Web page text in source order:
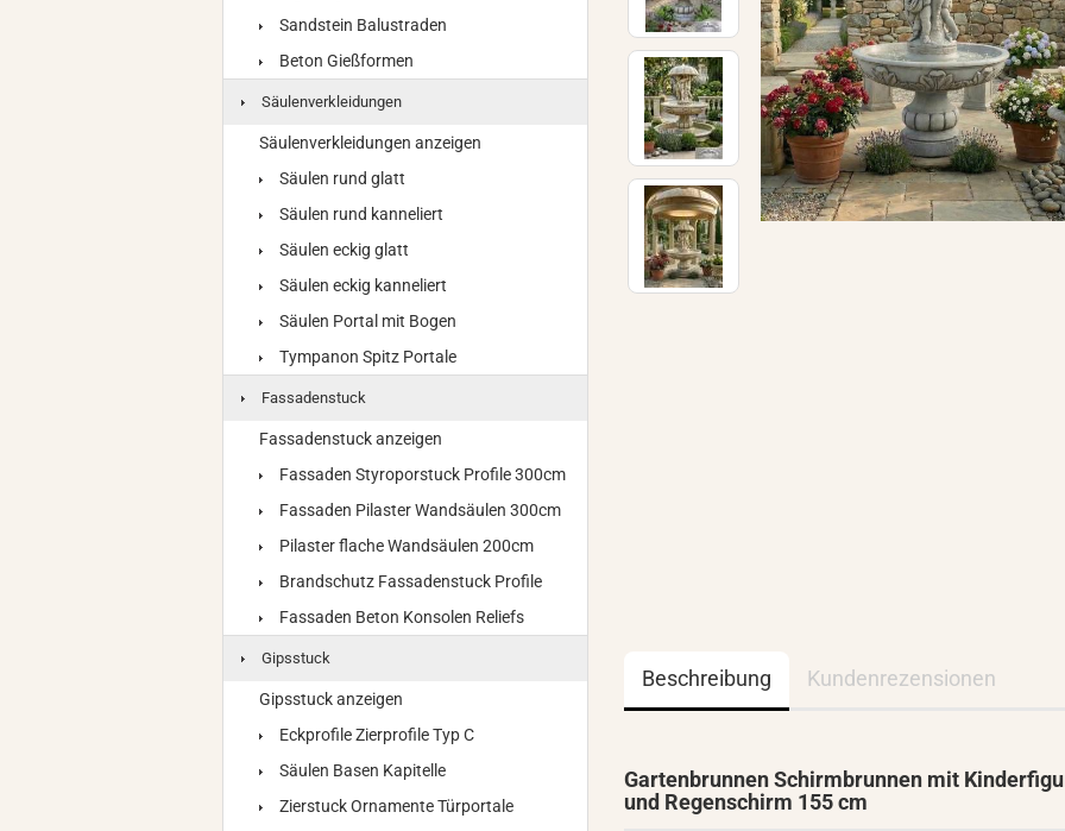
Beschreibung Kundenrezensionen
Gartenbrunnen Schirmbrunnen mit
und Regenschirm 155 cm
Sandstein Balustraden
Beton Gießformen
Säulenverkleidungen
Säulenverkleidungen anzeigen
Säulen rund glatt
Säulen rund kanneliert
Säulen eckig glatt
Säulen eckig kanneliert
Säulen Portal mit Bogen
Tympanon Spitz Portale
Fassadenstuck
Fassadenstuck anzeigen
Fassaden Styroporstuck Profile 300cm
Fassaden Pilaster Wandsäulen 300cm
Pilaster flache Wandsäulen 200cm
Brandschutz Fassadenstuck Profile
Fassaden Beton Konsolen Reliefs
Gipsstuck
Gipsstuck anzeigen
Eckprofile Zierprofile Typ C
Säulen Basen Kapitelle
Zierstuck Ornamente Türportale